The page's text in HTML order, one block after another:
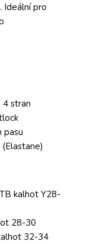
Ideální pro
stran
pasu
kalhot Y28-
28-30
32-34